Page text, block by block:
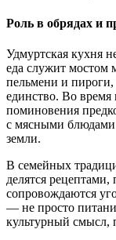
Роль в обрядах и
Удмуртская кухня
еда служит мостом
пельмени и
единство. Во
поминовения
с мясными блюдами
земли.
В семейных
делятся
сопровождаются
— не просто
культурный смысл,